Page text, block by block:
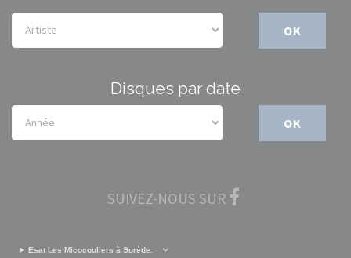
OK
Disques par date
OK
SUIVEZ-NOUS SUR
Esat Les Micocouliers à Sorède.